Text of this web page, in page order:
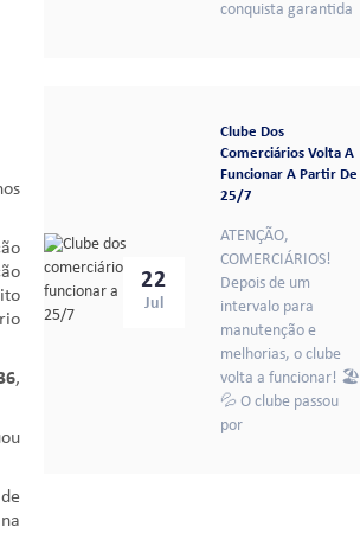
,
conquista garantida
22
Jul
Clube Dos
Comerciários Volta A
Funcionar A Partir De
25/7
ATENÇÃO,
COMERCIÁRIOS!
Depois de um
intervalo para
manutenção e
melhorias, o clube
volta a funcionar! 🏖️
💦 O clube passou
por